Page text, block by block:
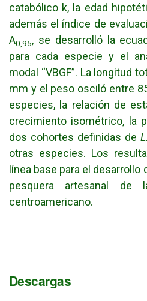
catabólico k, la edad
además el índice de
A0,95, se desarrolló la
para cada especie y el
modal “VBGF”. La longitud
mm y el peso osciló entre
especies, la relación de
crecimiento isométrico, la
dos cohortes definidas de
otras especies. Los
línea base para el
pesquera artesanal de
centroamericano.
Descargas